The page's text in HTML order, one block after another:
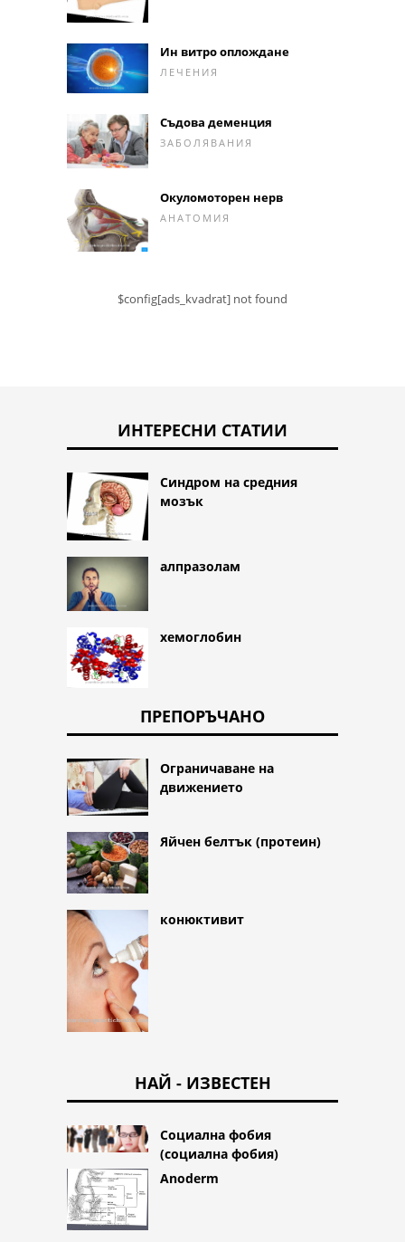
Ин витро оплождане
ЛЕЧЕНИЯ
Съдова деменция
ЗАБОЛЯВАНИЯ
Окуломоторен нерв
АНАТОМИЯ
$config[ads_kvadrat] not found
ИНТЕРЕСНИ СТАТИИ
Синдром на средния
мозък
алпразолам
хемоглобин
ПРЕПОРЪЧАНО
Ограничаване на
движението
Яйчен белтък (протеин)
конюктивит
НАЙ - ИЗВЕСТЕН
Социална фобия
(социална фобия)
Anoderm